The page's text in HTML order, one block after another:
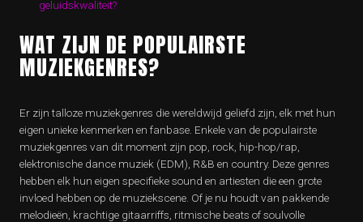
geluidskwaliteit?
WAT ZIJN DE POPULAIRSTE
MUZIEKGENRES?
Er zijn talloze muziekgenres die wereldwijd geliefd zijn, elk met hun
eigen unieke kenmerken en fanbase. Enkele van de populairste
muziekgenres van dit moment zijn pop, rock, hip-hop/rap,
elektronische dance muziek (EDM), R&B en country. Deze genres
hebben elk hun eigen specifieke sound en artiesten die een grote
invloed hebben op de muziekscene. Of je nu houdt van pakkende
melodieën, krachtige gitaarriffs, ritmische beats of soulvolle